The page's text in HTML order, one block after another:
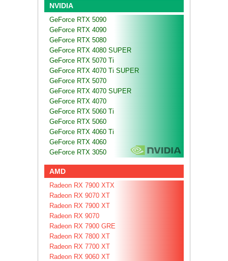
NVIDIA
GeForce RTX 5090
GeForce RTX 4090
GeForce RTX 5080
GeForce RTX 4080 SUPER
GeForce RTX 5070 Ti
GeForce RTX 4070 Ti SUPER
GeForce RTX 5070
GeForce RTX 4070 SUPER
GeForce RTX 4070
GeForce RTX 5060 Ti
GeForce RTX 5060
GeForce RTX 4060 Ti
GeForce RTX 4060
GeForce RTX 3050
AMD
Radeon RX 7900 XTX
Radeon RX 9070 XT
Radeon RX 7900 XT
Radeon RX 9070
Radeon RX 7900 GRE
Radeon RX 7800 XT
Radeon RX 7700 XT
Radeon RX 9060 XT